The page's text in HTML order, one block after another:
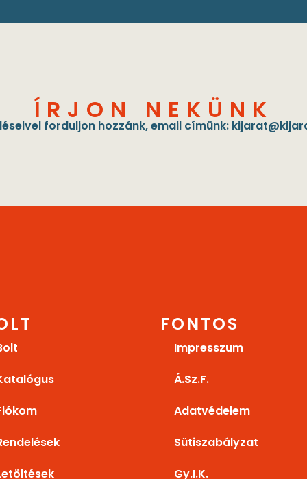
ÍRJON NEKÜNK
forduljon hozzánk, email címünk:
FONTOS
Impresszum
Á.Sz.F.
Adatvédelem
Sütiszabályzat
Gy.I.K.